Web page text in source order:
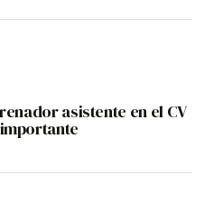
asistente en el CV